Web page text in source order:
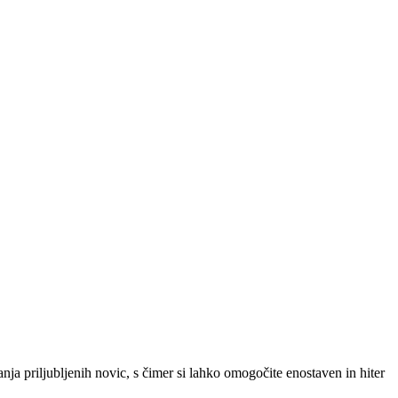
priljubljenih novic, s čimer si lahko omogočite enostaven in hiter